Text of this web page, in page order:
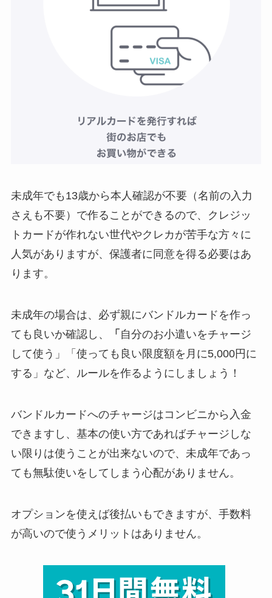
未成年でも13歳から本人確認が不要（名前の入力
さえも不要）で作ることができるので、クレジッ
トカードが作れない世代やクレカが苦手な方々に
人気がありますが、 保護者に同意を得る必要はあ
ります。
未成年の場合は、必ず親にバンドルカードを作っ
ても良いか確認し、
「 自分のお小遣いをチャージ
して使う」「使っても良い限度額を月に5,000円に
する」など、ルールを作るようにしましょう！
バンドルカードへのチャージはコンビニから入金
できますし、基本の使い方であればチャージしな
い限りは使うことが出来ないので、未成年であっ
ても無駄使いをしてしまう心配がありません。
オプションを使えば後払いもできますが、手数料
が高いので使うメリットはありません。